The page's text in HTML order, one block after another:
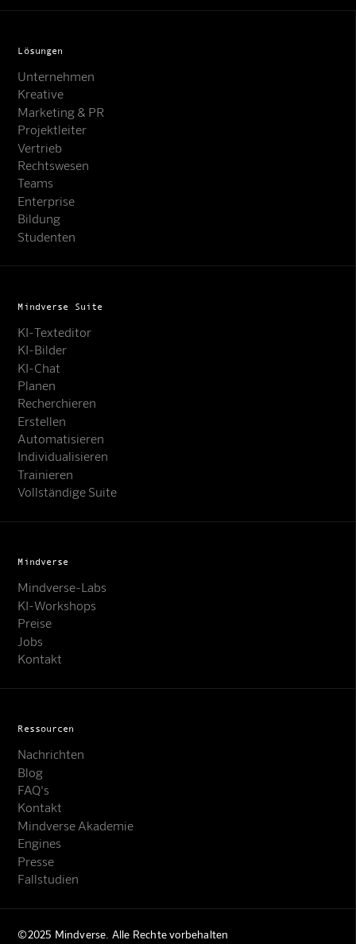
Lösungen
Unternehmen
Kreative
Marketing & PR
Projektleiter
Vertrieb
Rechtswesen
Teams
Enterprise
Bildung
Studenten
Mindverse Suite
KI-Texteditor
KI-Bilder
KI-Chat
Planen
Recherchieren
Erstellen
Automatisieren
Individualisieren
Trainieren
Vollständige Suite
Mindverse
Mindverse-Labs
KI-Workshops
Preise
Jobs
Kontakt
Ressourcen
Nachrichten
Blog
FAQ's
Kontakt
Mindverse Akademie
Engines
Presse
Fallstudien
©2025 Mindverse. Alle Rechte vorbehalten